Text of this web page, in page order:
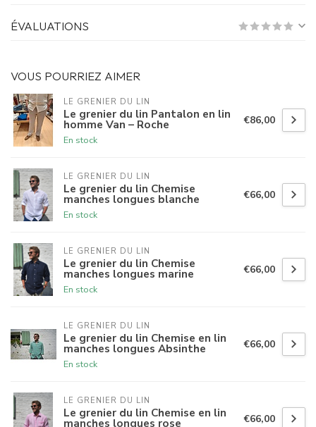
ÉVALUATIONS
VOUS POURRIEZ AIMER
LE GRENIER DU LIN
Le grenier du lin Pantalon en lin
homme Van – Roche
En stock
€86,00
LE GRENIER DU LIN
Le grenier du lin Chemise
manches longues blanche
En stock
€66,00
LE GRENIER DU LIN
Le grenier du lin Chemise
manches longues marine
En stock
€66,00
LE GRENIER DU LIN
Le grenier du lin Chemise en lin
manches longues Absinthe
En stock
€66,00
LE GRENIER DU LIN
Le grenier du lin Chemise en lin
manches longues rose €66,00